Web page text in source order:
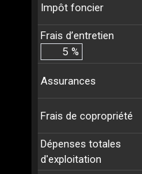
Impôt foncier
Frais d’entretien
%
Assurances
Frais de copropriété
Dépenses totales
d'exploitation